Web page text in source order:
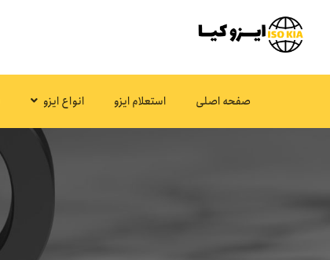
صفحه اصلی استعلام ایزو انواع ایزو